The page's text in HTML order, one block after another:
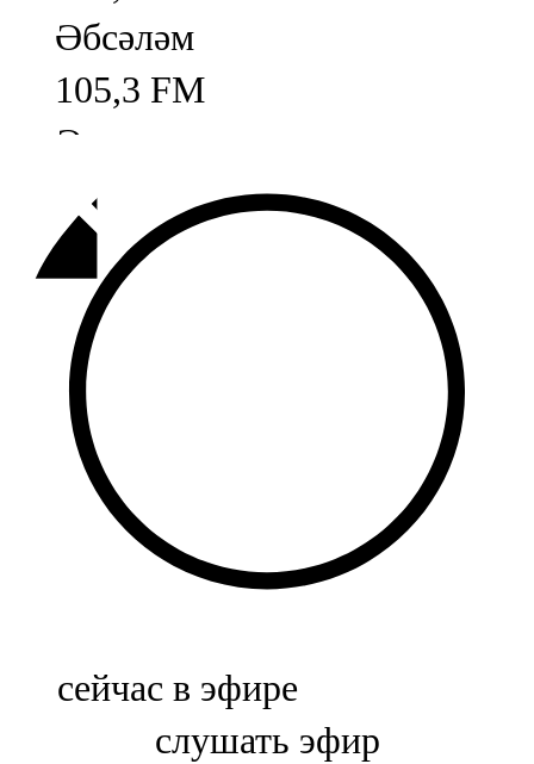
Әбсәләм
105,3 FM
Әлмәт
92,9 FM
Базарлы матак
107,1 FM
Балык бистәсе
104,9 FM
Баулы
107,5 FM
Биләр
Болгар
сейчас в эфире
слушать эфир